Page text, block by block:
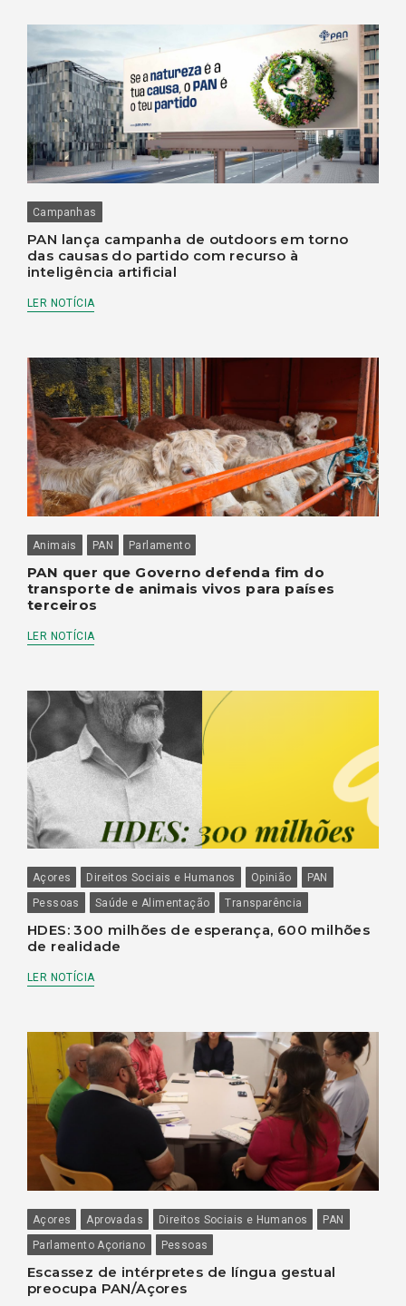
Campanhas
PAN lança campanha de outdoors em torno
das causas do partido com recurso à
inteligência artificial
LER NOTÍCIA
Animais PAN Parlamento
PAN quer que Governo defenda fim do
transporte de animais vivos para países
terceiros
LER NOTÍCIA
Açores Direitos Sociais e Humanos Opinião
PAN
Pessoas
Saúde e Alimentação Transparência
HDES: 300 milhões de esperança, 600 milhões
de realidade
LER NOTÍCIA
Açores Aprovadas Direitos Sociais e Humanos
PAN
Parlamento Açoriano
Pessoas
Escassez de intérpretes de língua gestual
preocupa PAN/Açores